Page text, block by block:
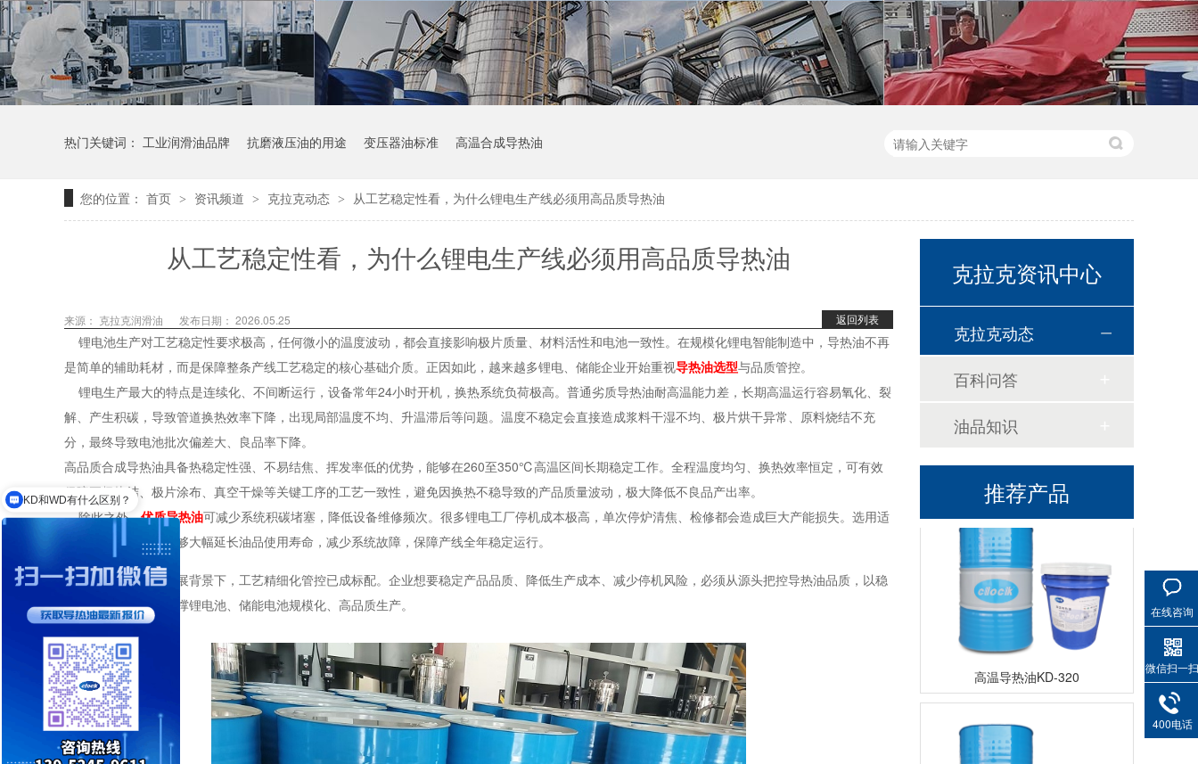
热门关键词： 工业润滑油品牌 抗磨液压油的用途 变压器油标准 高温合成导热油
您的位置： 首页 > 资讯频道 > 克拉克动态 > 从工艺稳定性看，为什么锂电生产线必须用高品质导热油
从工艺稳定性看，为什么锂电生产线必须用高品质导热油
返回列表
来源： 克拉克润滑油 发布日期： 2026.05.25
锂电池生产对工艺稳定性要求极高，任何微小的温度波动，都会直接影响极片质量、材料活性和电池一致性。在规模化锂电智能制造中，导热油不再
是简单的辅助耗材，而是保障整条产线工艺稳定的核心基础介质。正因如此，越来越多锂电、储能企业开始重视导热油选型与品质管控。
锂电生产最大的特点是连续化、不间断运行，设备常年24小时开机，换热系统负荷极高。普通劣质导热油耐高温能力差，长期高温运行容易氧化、裂
解、产生积碳，导致管道换热效率下降，出现局部温度不均、升温滞后等问题。温度不稳定会直接造成浆料干湿不均、极片烘干异常、原料烧结不充
分，最终导致电池批次偏差大、良品率下降。
高品质合成导热油具备热稳定性强、不易结焦、挥发率低的优势，能够在260至350℃高温区间长期稳定工作。全程温度均匀、换热效率恒定，可有效
保障正极烧结、极片涂布、真空干燥等关键工序的工艺一致性，避免因换热不稳导致的产品质量波动，极大降低不良品产出率。
除此之外，优质导热油可减少系统积碳堵塞，降低设备维修频次。很多锂电工厂停机成本极高，单次停炉清焦、检修都会造成巨大产能损失。选用适
配的高温导热油，能够大幅延长油品使用寿命，减少系统故障，保障产线全年稳定运行。
在锂电行业高质量发展背景下，工艺精细化管控已成标配。企业想要稳定产品品质、降低生产成本、减少停机风险，必须从源头把控导热油品质，以稳
定的热管理系统，支撑锂电池、储能电池规模化、高品质生产。
克拉克资讯中心
克拉克动态
百科问答
油品知识
推荐产品
高温链条油HL350
高温导热油WD-320
高温导热油KD-320
在线咨询
微信扫一扫
400电话
KD和WD有什么区别？